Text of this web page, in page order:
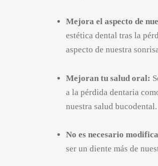
Mejora el aspecto de
estética dental tras la
aspecto de nuestra
Mejoran tu salud oral:
a la pérdida dentaria
nuestra salud bucodental.
No es necesario
ser un diente más de